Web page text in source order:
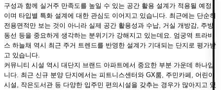
구성과 함께 실거주 만족도를 높일 수 있는 공간 활용 설계가 적용될 예정
이며 타입별 특화 설계에 대한 관심도 이어지고 있습니다. 최근에는 단순히
전용면적만 보는 것이 아니라 실제 공간 활용성과 수납, 거실 개방감, 주방
동선 등을 중요하게 생각하는 분위기가 강해지고 있는데요. 엄궁역 트라비
스 하늘채 역시 최근 주거 트렌드를 반영한 설계가 기대되는 단지로 평가받
고 있습니다.
커뮤니티 시설 역시 대단지 브랜드 아파트에서 중요한 부분 가운데 하나입
니다. 최근 신규 분양 단지에서는 피트니스센터와 GX룸, 주민카페, 어린이
시설, 작은도서관 등 다양한 입주민 편의시설을 갖추는 경우가 많아지고 있